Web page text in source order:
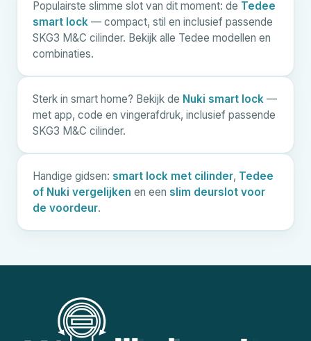
Populairste slimme slot van dit moment: de Tedee
smart lock — compact, stil en inclusief passende
SKG3 M&C cilinder. Bekijk alle Tedee modellen en
combinaties.
Sterk in smart home? Bekijk de Nuki smart lock —
met app, code en vingerafdruk, inclusief passende
SKG3 M&C cilinder.
Handige gidsen: smart lock met cilinder, Tedee
of Nuki vergelijken en een slim deurslot voor
de voordeur.